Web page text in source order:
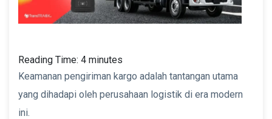
Reading Time: 4 minutes
Keamanan pengiriman kargo adalah tantangan utama
yang dihadapi oleh perusahaan logistik di era modern
ini.